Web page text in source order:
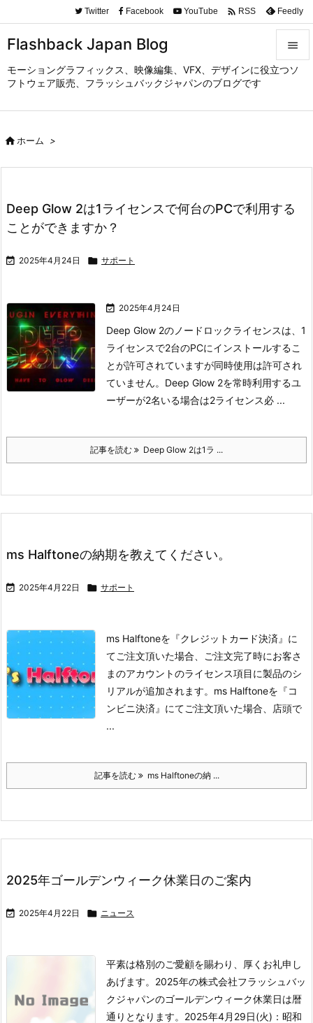
Flashback Japan Blog
モーショングラフィックス、映像編集、VFX、デザインに役立つソ
フトウェア販売、フラッシュバックジャパンのブログです




Twitter Facebook YouTube  RSS Feedly
ホーム >
Deep Glow 2は1ライセンスで何台のPCで利用する
ことができますか？
 2025年4月24日  サポート
 2025年4月24日
Deep Glow 2のノードロックライセンスは、1
ライセンスで2台のPCにインストールするこ
とが許可されていますが同時使用は許可され
ていません。 Deep Glow 2を常時利用するユ
ーザーが2名いる場合は2ライセンス必 ...
記事を読む Deep Glow 2は1ラ ...
ms Halftoneの納期を教えてください。
 2025年4月22日  サポート
ms Halftoneを『クレジットカード決済』に
てご注文頂いた場合、ご注文完了時にお客さ
まのアカウントのライセンス項目に製品のシ
リアルが追加されます。 ms Halftoneを『コ
ンビニ決済』にてご注文頂いた場合、店頭で
...
記事を読む ms Halftoneの納 ...
2025年ゴールデンウィーク休業日のご案内
 2025年4月22日  ニュース
平素は格別のご愛顧を賜わり、厚くお礼申し
あげます。2025年の株式会社フラッシュバッ
クジャパンのゴールデンウィーク休業日は暦
通りとなります。 2025年4月29日(火)：昭和